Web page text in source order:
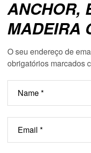
ANCHOR,
MADEIRA
O seu endereço de
obrigatórios marcados